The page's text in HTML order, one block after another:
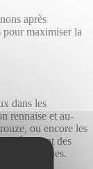
après
pour maximiser la
dans les
rennaise et au-
ou encore les
offrent des
pérennes.